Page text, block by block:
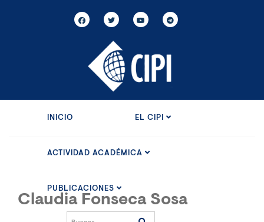
INICIO EL CIPI
ACTIVIDAD ACADÉMICA
PUBLICACIONES
Claudia Fonseca Sosa